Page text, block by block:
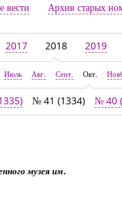
вести
Архив старых
2017 2018 2019
Июль Авг. Сент. Окт.
№ 41 (1334) № 40
музея им.